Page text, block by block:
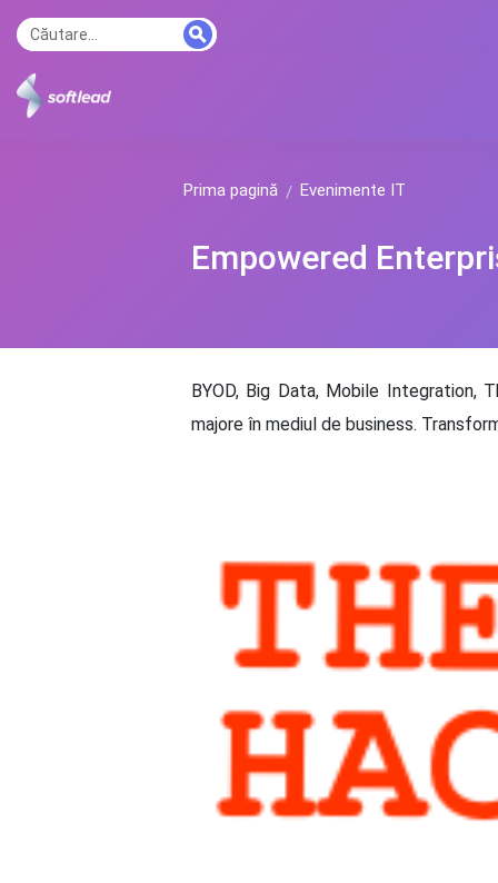
Prima pagină Evenimente IT
Empowered
BYOD, Big Data, Mobile Integration,
majore în mediul de business.